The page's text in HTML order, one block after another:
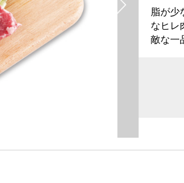
脂が少
なヒレ
敵な一